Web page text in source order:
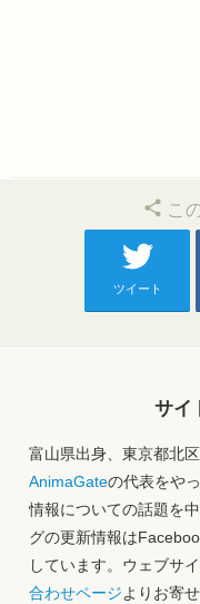
こ
ツイート
サイ
富山県出身、東京都北
AnimaGateの代表をや
情報についての話題を
グの更新情報は
しています。ウェブサ
合わせページよりお寄